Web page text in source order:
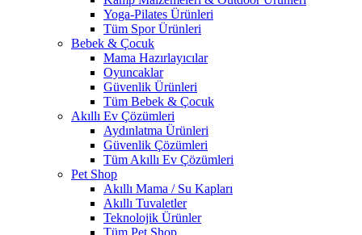
Yoga-Pilates Ürünleri
Tüm Spor Ürünleri
Bebek & Çocuk
Mama Hazırlayıcılar
Oyuncaklar
Güvenlik Ürünleri
Tüm Bebek & Çocuk
Akıllı Ev Çözümleri
Aydınlatma Ürünleri
Güvenlik Çözümleri
Tüm Akıllı Ev Çözümleri
Pet Shop
Akıllı Mama / Su Kapları
Akıllı Tuvaletler
Teknolojik Ürünler
Tüm Pet Shop